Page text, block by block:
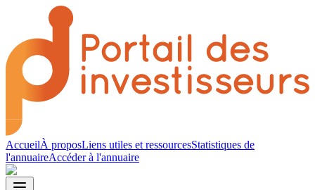
AccueilÀ proposLiens utiles et ressourcesStatistiques de
l'annuaireAccéder à l'annuaire